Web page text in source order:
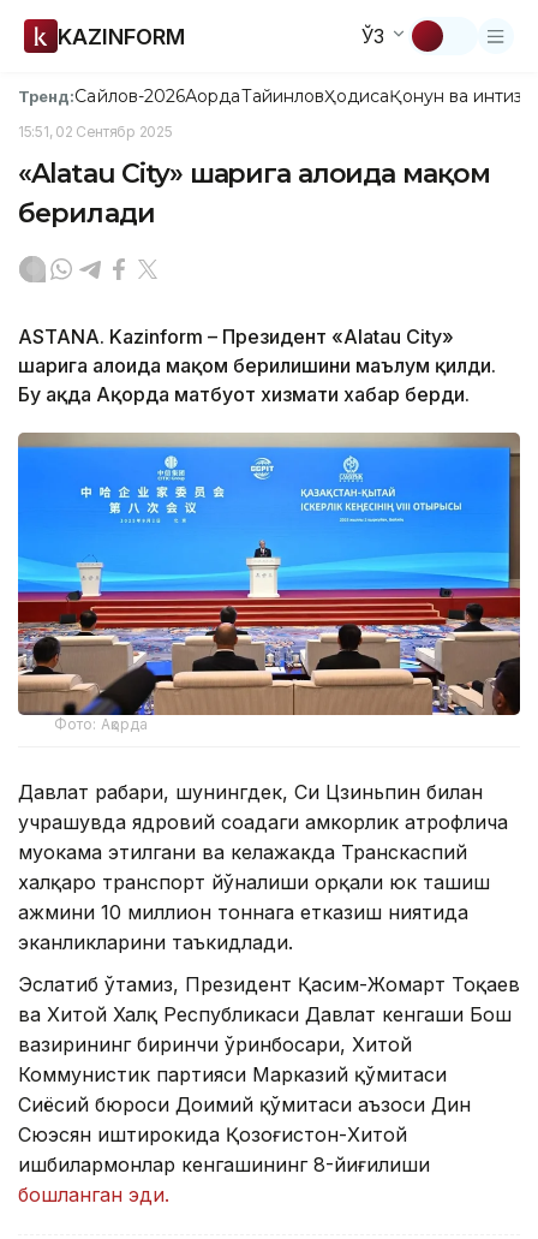
KAZINFORM ЎЗ
Тренд:Сайлов-2026АқордаТайинловҲодисаҚонун ва
15:51, 02 Сентябр 2025
«Alatau City» шаҳрига алоҳида мақом
берилади
ASTANA. Kazinform – Президент «Alatau City»
шаҳрига алоҳида мақом берилишини маълум қилди.
Бу ҳақда Ақорда матбуот хизмати хабар берди.
Фото: Ақорда
Давлат раҳбари, шунингдек, Си Цзиньпин билан
учрашувда ядровий соҳадаги ҳамкорлик атрофлича
муҳокама этилгани ва келажакда Транскаспий
халқаро транспорт йўналиши орқали юк ташиш
ҳажмини 10 миллион тоннага етказиш ниятида
эканликларини таъкидлади.
Эслатиб ўтамиз, Президент Қасим-Жомарт Тоқаев
ва Хитой Халқ Республикаси Давлат кенгаши Бош
вазирининг биринчи ўринбосари, Хитой
Коммунистик партияси Марказий қўмитаси
Сиёсий бюроси Доимий қўмитаси аъзоси Дин
Сюэсян иштирокида Қозоғистон-Хитой
ишбилармонлар кенгашининг 8-йиғилиши
бошланган эди.